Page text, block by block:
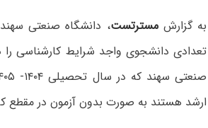
به گزارشمسترتست، دانشگاه صنعتی
تعدادی دانشجوی واجد شرایط کارشناسی
ارشد هستند به صورت بدون آزمون در مقطع کارشناسی ارشد